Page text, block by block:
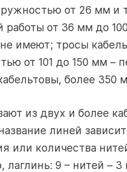
от 26 мм и
работы от 36 мм до
имеют; тросы
от 101 до 150 мм –
более 350
из двух и более
линей
или количества
лаглинь: 9 – нитей –